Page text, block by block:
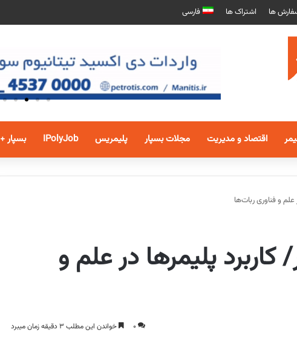
ها اشتراک ها فارسی
اقتصاد و مدیریت مجلات بسپار پلیمریس IPolyJob بسپار +
و فناوری ربات‌ها
پلیمرها در علم و
0 خواندن این مطلب 3 دقیقه زمان میبرد